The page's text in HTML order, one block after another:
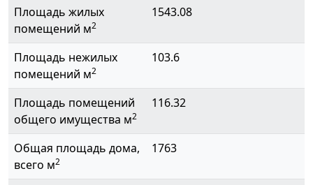
Площадь жилых
помещений м2
1543.08
Площадь нежилых
помещений м2
103.6
Площадь помещений
общего имущества м2
116.32
Общая площадь дома,
всего м2
1763